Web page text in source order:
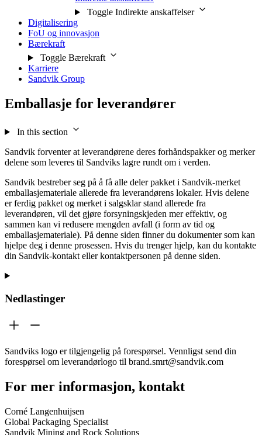
Toggle Indirekte anskaffelser
Digitalisering
FoU og innovasjon
Bærekraft
Toggle Bærekraft
Karriere
Sandvik Group
Emballasje for leverandører
In this section
Sandvik forventer at leverandørene deres forhåndspakker og merker
delene som leveres til Sandviks lagre rundt om i verden.
Sandvik bestreber seg på å få alle deler pakket i Sandvik-merket
emballasjemateriale allerede fra leverandørens lokaler. Hvis delene
er ferdig pakket og merket i salgsklar stand allerede fra
leverandøren, vil det gjøre forsyningskjeden mer effektiv, og
sammen kan vi redusere mengden avfall (i form av tid og
emballasjemateriale). På denne siden finner du dokumenter som kan
hjelpe deg i denne prosessen. Hvis du trenger hjelp, kan du kontakte
din Sandvik-kontakt eller kontaktpersonen på denne siden.
Nedlastinger
Sandviks logo er tilgjengelig på forespørsel. Vennligst send din
forespørsel om leverandørlogo til brand.smrt@sandvik.com
For mer informasjon, kontakt
Corné Langenhuijsen
Global Packaging Specialist
Sandvik Mining and Rock Solutions